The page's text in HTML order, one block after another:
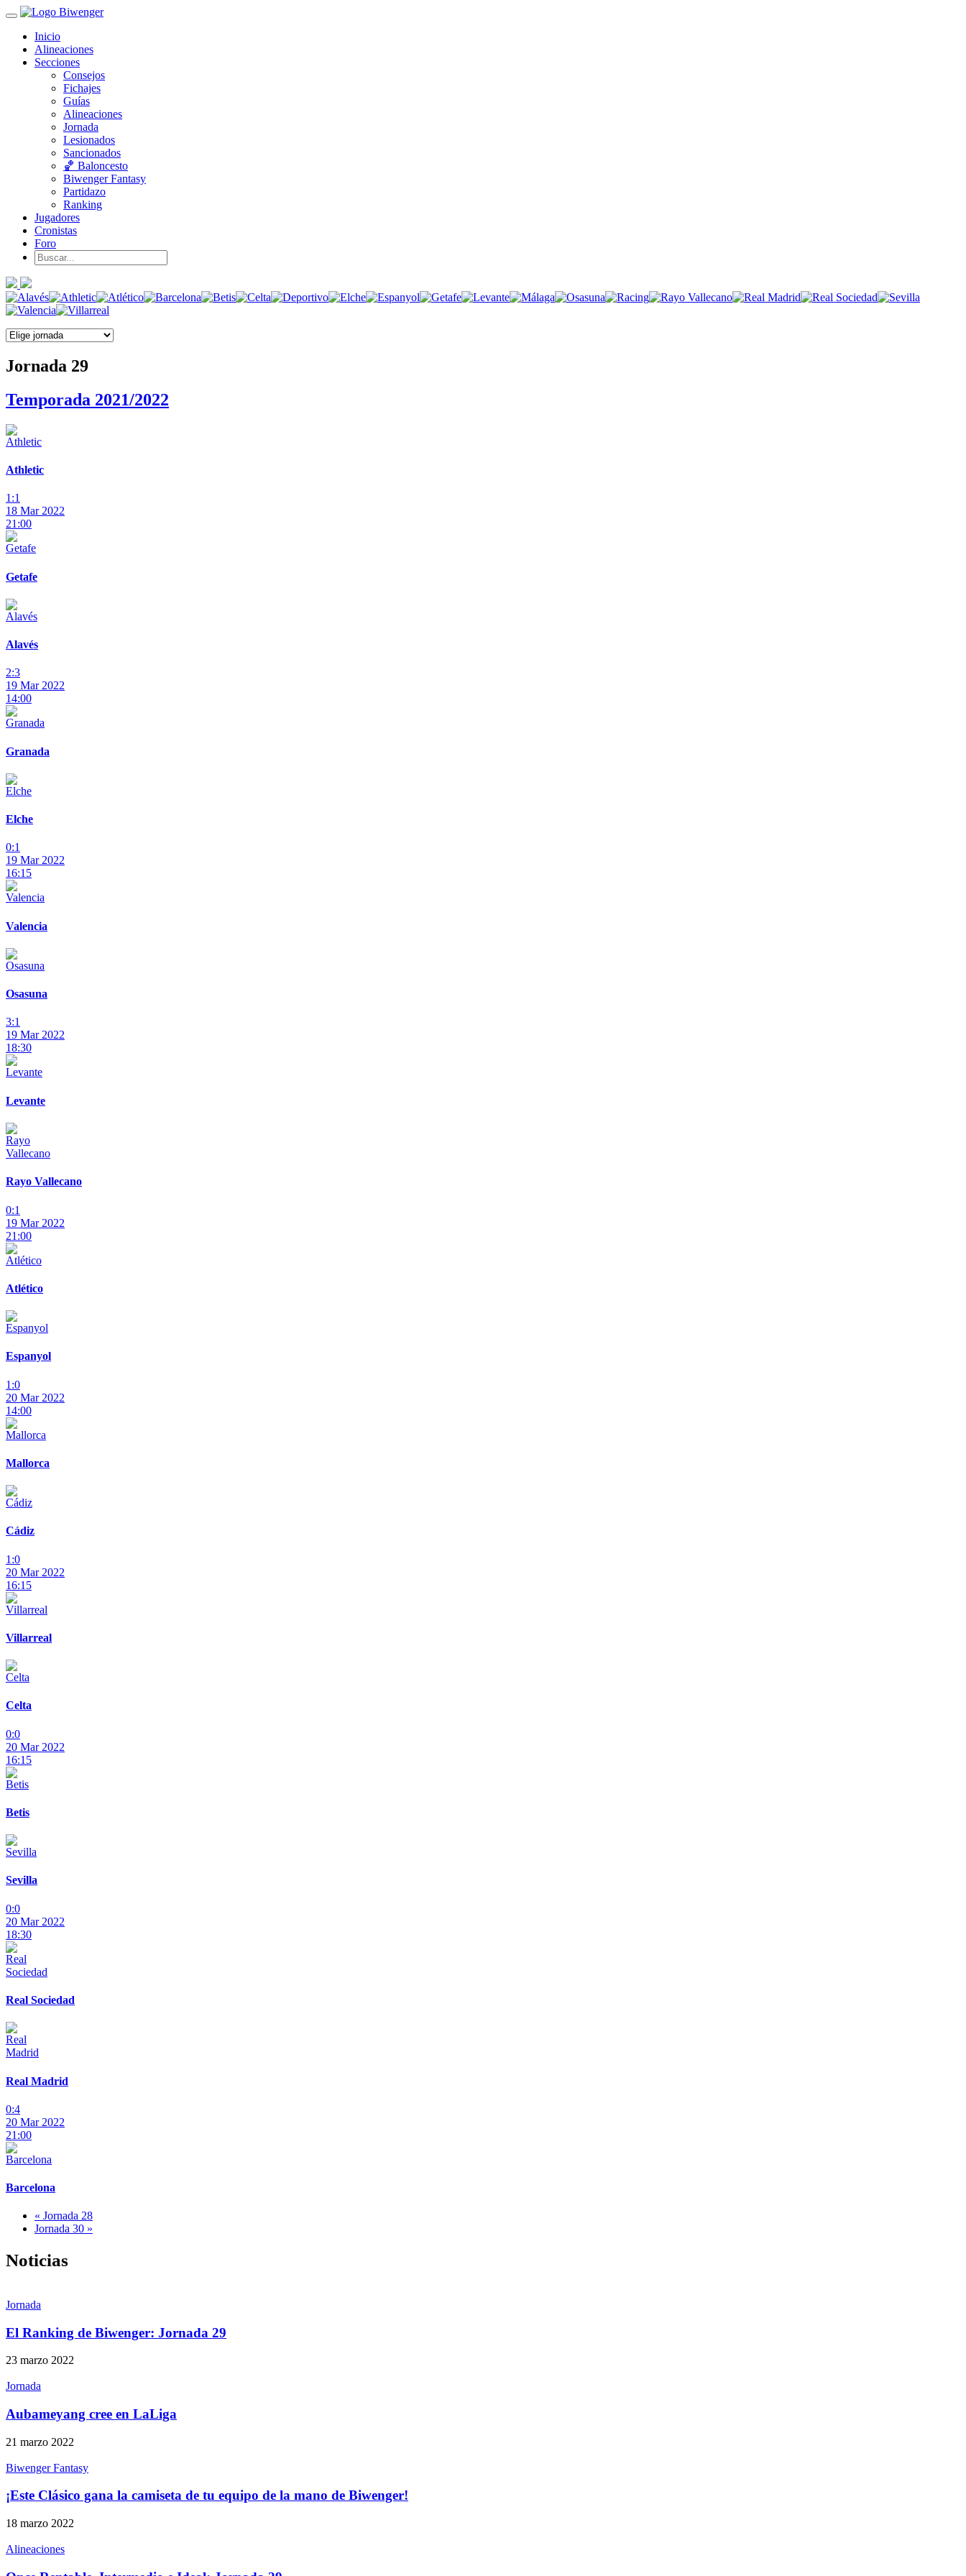
Inicio
Alineaciones
Secciones
Consejos
Fichajes
Guías
Alineaciones
Jornada
Lesionados
Sancionados
🏀 Baloncesto
Biwenger Fantasy
Partidazo
Ranking
Jugadores
Cronistas
Foro
Jornada 29
Temporada 2021/2022
Athletic
1:1
18 Mar 2022
21:00
Getafe
Alavés
2:3
19 Mar 2022
14:00
Granada
Elche
0:1
19 Mar 2022
16:15
Valencia
Osasuna
3:1
19 Mar 2022
18:30
Levante
Rayo Vallecano
0:1
19 Mar 2022
21:00
Atlético
Espanyol
1:0
20 Mar 2022
14:00
Mallorca
Cádiz
1:0
20 Mar 2022
16:15
Villarreal
Celta
0:0
20 Mar 2022
16:15
Betis
Sevilla
0:0
20 Mar 2022
18:30
Real Sociedad
Real Madrid
0:4
20 Mar 2022
21:00
Barcelona
« Jornada 28
Jornada 30 »
Noticias
Jornada
El Ranking de Biwenger: Jornada 29
23 marzo 2022
Jornada
Aubameyang cree en LaLiga
21 marzo 2022
Biwenger Fantasy
¡Este Clásico gana la camiseta de tu equipo de la mano de Biwenger!
18 marzo 2022
Alineaciones